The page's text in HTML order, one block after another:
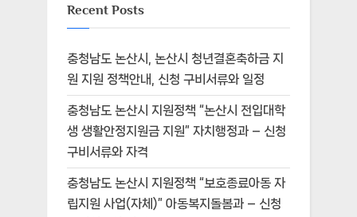
Recent Posts
충청남도 논산시, 논산시 청년결혼축하금 지
원 지원 정책안내, 신청 구비서류와 일정
충청남도 논산시 지원정책 “논산시 전입대학
생 생활안정지원금 지원” 자치행정과 – 신청
구비서류와 자격
충청남도 논산시 지원정책 “보호종료아동 자
립지원 사업(자체)” 아동복지돌봄과 – 신청